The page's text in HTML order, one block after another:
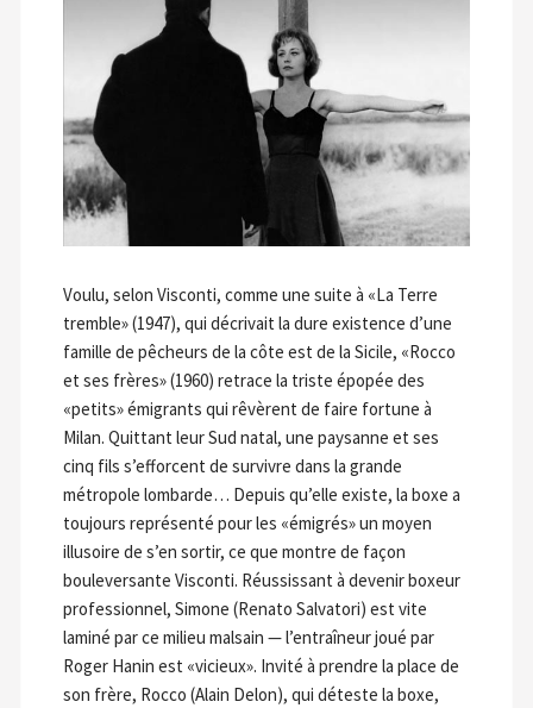
Voulu, selon Visconti, comme une suite à «La Terre
tremble» (1947), qui décrivait la dure existence d’une
famille de pêcheurs de la côte est de la Sicile, «Rocco
et ses frères» (1960) retrace la triste épopée des
«petits» émigrants qui rêvèrent de faire fortune à
Milan. Quittant leur Sud natal, une paysanne et ses
cinq fils s’efforcent de survivre dans la grande
métropole lombarde… Depuis qu’elle existe, la boxe a
toujours représenté pour les «émigrés» un moyen
illusoire de s’en sortir, ce que montre de façon
bouleversante Visconti. Réussissant à devenir boxeur
professionnel, Simone (Renato Salvatori) est vite
laminé par ce milieu malsain — l’entraîneur joué par
Roger Hanin est «vicieux». Invité à prendre la place de
son frère, Rocco (Alain Delon), qui déteste la boxe,